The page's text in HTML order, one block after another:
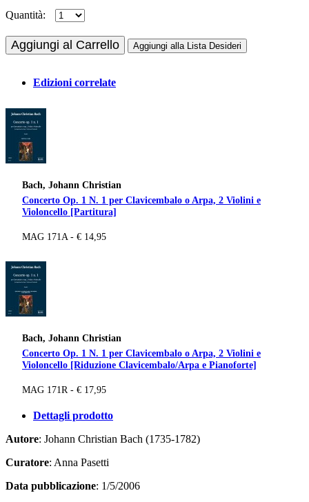
Quantità:
Aggiungi al Carrello Aggiungi alla Lista Desideri
Edizioni correlate
Bach, Johann Christian
Concerto Op. 1 N. 1 per Clavicembalo o Arpa, 2 Violini e
Violoncello [Partitura]
MAG 171A - € 14,95
Bach, Johann Christian
Concerto Op. 1 N. 1 per Clavicembalo o Arpa, 2 Violini e
Violoncello [Riduzione Clavicembalo/Arpa e Pianoforte]
MAG 171R - € 17,95
Dettagli prodotto
Autore: Johann Christian Bach (1735-1782)
Curatore: Anna Pasetti
Data pubblicazione: 1/5/2006